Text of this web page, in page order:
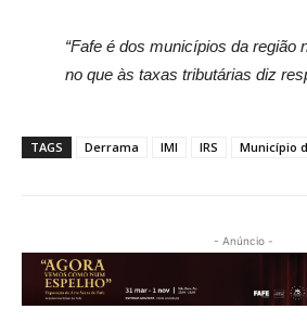
“Fafe é dos municípios da região
no que às taxas tributárias diz
TAGS Derrama IMI IRS Município
- Anúncio -